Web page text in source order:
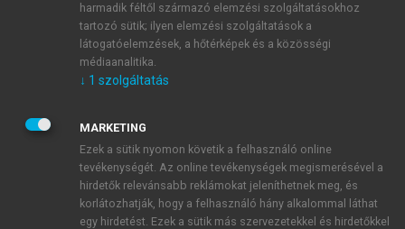
JELSZÓ
JELSZÓ ÚJRA
harmadik féltől származó elemzési szolgáltatásokhoz
tartozó sütik; ilyen elemzési szolgáltatások a
látogatóelemzések, a hőtérképek és a közösségi
médiaanalitika.
↓ 1 szolgáltatás
MARKETING
Ezek a sütik nyomon követik a felhasználó online
tevékenységét. Az online tevékenységek megismerésével a
hirdetők relevánsabb reklámokat jeleníthetnek meg, és
korlátozhatják, hogy a felhasználó hány alkalommal láthat
egy hirdetést. Ezek a sütik más szervezetekkel és hirdetőkkel